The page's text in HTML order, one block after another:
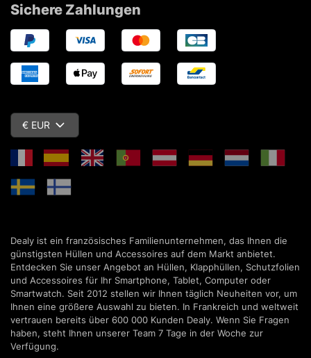
Sichere Zahlungen
€ EUR
Dealy ist ein französisches Familienunternehmen, das Ihnen die
günstigsten Hüllen und Accessoires auf dem Markt anbietet.
Entdecken Sie unser Angebot an Hüllen, Klapphüllen, Schutzfolien
und Accessoires für Ihr Smartphone, Tablet, Computer oder
Smartwatch. Seit 2012 stellen wir Ihnen täglich Neuheiten vor, um
Ihnen eine größere Auswahl zu bieten. In Frankreich und weltweit
vertrauen bereits über 600 000 Kunden Dealy. Wenn Sie Fragen
haben, steht Ihnen unserer Team 7 Tage in der Woche zur
Verfügung.